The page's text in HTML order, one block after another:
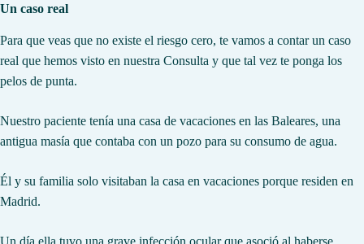
Un caso real
Para que veas que no existe el riesgo cero, te vamos a contar un caso
real que hemos visto en nuestra Consulta y que tal vez te ponga los
pelos de punta.
Nuestro paciente tenía una casa de vacaciones en las Baleares, una
antigua masía que contaba con un pozo para su consumo de agua.
Él y su familia solo visitaban la casa en vacaciones porque residen en
Madrid.